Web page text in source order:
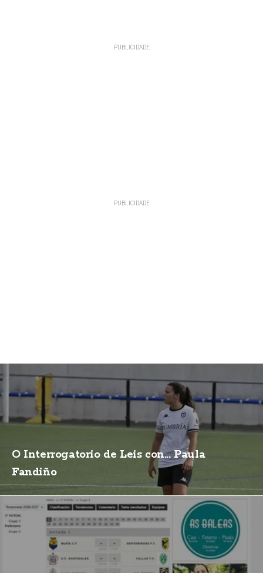
O Interrogatorio de Leis con... Paula
Fandiño